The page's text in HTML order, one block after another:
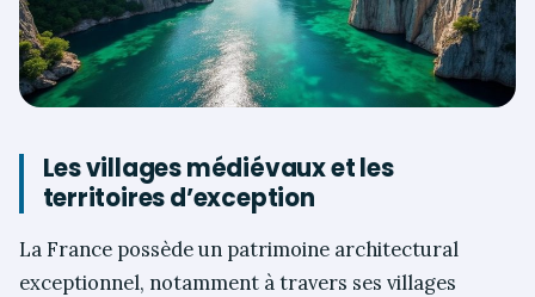
Les villages médiévaux et les
territoires d’exception
La France possède un patrimoine architectural
exceptionnel, notamment à travers ses villages